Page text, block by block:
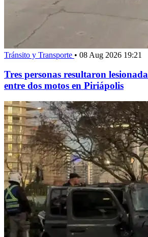
Tránsito y Transporte • 08 Aug 2026 19:21
Tres personas resultaron
entre dos motos en Piriápolis